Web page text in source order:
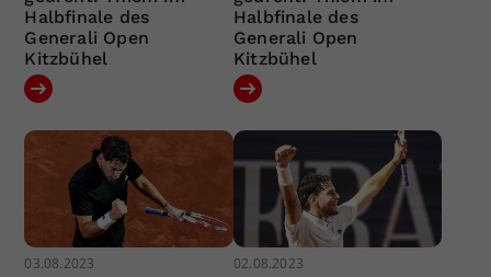
Halbfinale des
Generali Open
Kitzbühel
Halbfinale des
Generali Open
Kitzbühel
03.08.2023 02.08.2023